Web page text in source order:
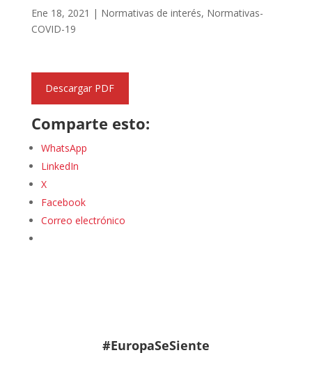
Ene 18, 2021 | Normativas de interés, Normativas-
COVID-19
Descargar PDF
Comparte esto:
WhatsApp
LinkedIn
X
Facebook
Correo electrónico
#EuropaSeSiente